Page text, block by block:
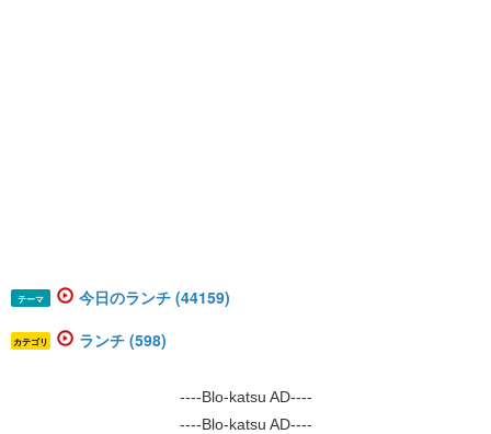
テーマ 今日のランチ (44159)
カテゴリ ランチ (598)
----Blo-katsu AD----
----Blo-katsu AD----